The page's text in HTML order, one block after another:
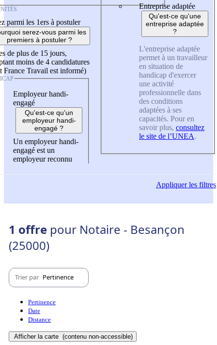
parmi les 1ers à postuler
serez-vous parmi les
premiers à postuler ?
de plus de 15 jours,
moins de 4 candidatures
France Travail est informé)
Employeur handi-
engagé
Qu'est-ce qu'un
employeur handi-
engagé ?
Un employeur handi-
engagé est un
employeur reconnu
Entreprise adaptée
Qu'est-ce qu'une
entreprise adaptée
?
L'entreprise adaptée
permet à un travailleur
en situation de
handicap d'exercer
une activité
professionnelle dans
des conditions
adaptées à ses
capacités. Pour en
savoir plus, consultez
le site de l’UNEA.
Appliquerles filtres
1 offre pour Notaire - Besançon
(25000)
Trier par Pertinence
Pertinence
Date
Distance
Afficher la carte (contenu non-accessible)